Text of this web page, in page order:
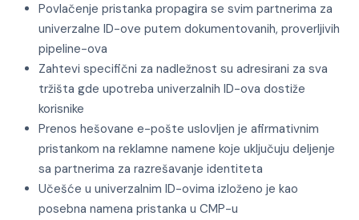
Povlačenje pristanka propagira se svim partnerima za
univerzalne ID-ove putem dokumentovanih, proverljivih
pipeline-ova
Zahtevi specifični za nadležnost su adresirani za sva
tržišta gde upotreba univerzalnih ID-ova dostiže
korisnike
Prenos hešovane e-pošte uslovljen je afirmativnim
pristankom na reklamne namene koje uključuju deljenje
sa partnerima za razrešavanje identiteta
Učešće u univerzalnim ID-ovima izloženo je kao
posebna namena pristanka u CMP-u